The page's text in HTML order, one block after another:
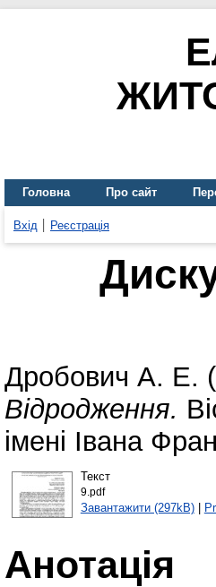
Головна Про сайт
Вхід Реєстрація
Дробович А. Е.
Відродження.
імені Івана
Текст
9.pdf
Завантажити (297kB)|
Анотація